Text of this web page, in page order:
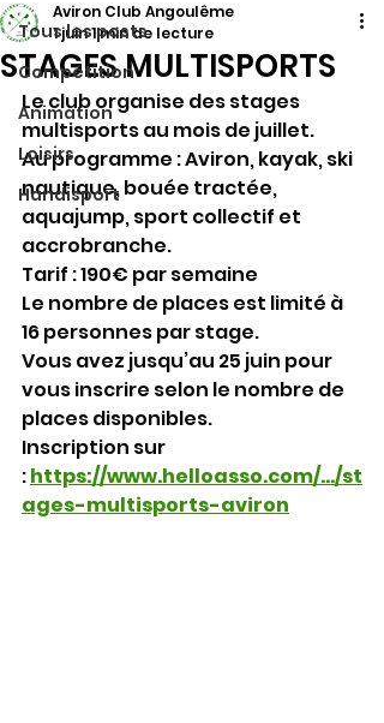
Tous les posts
Compétition
Animation
Loisirs
Handisport
STAGES MULTISPORTS
Aviron Club Angoulême
1 juin1 min de lecture
Le club organise des stages
multisports au mois de juillet.
Au programme : Aviron, kayak, ski
nautique, bouée tractée,
aquajump, sport collectif et
accrobranche.
Tarif : 190€ par semaine
Le nombre de places est limité à
16 personnes par stage.
Vous avez jusqu’au 25 juin pour
vous inscrire selon le nombre de
places disponibles.
Inscription sur
: https://www.helloasso.com/.../st
ages-multisports-aviron